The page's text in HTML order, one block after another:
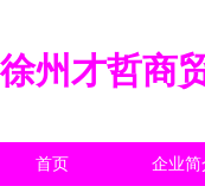
徐州才哲商
首页 企业简